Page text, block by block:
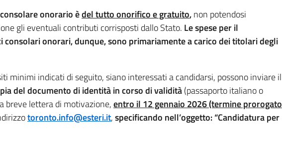
onorario èdel tutto onorifico e gratuito,non potendosi
gli eventuali contributi corrisposti dallo Stato. Le spese per il
onorari, dunque, sono primariamente a carico dei titolari degli
minimi indicati di seguito, siano interessati a candidarsi, possono inviare il
del documento di identità in corso di validità(passaporto italiano o
breve lettera di motivazione,entro il 12 gennaio 2026 (termine prorogato
toronto.info@esteri.it,specificando nell’oggetto: “Candidatura per